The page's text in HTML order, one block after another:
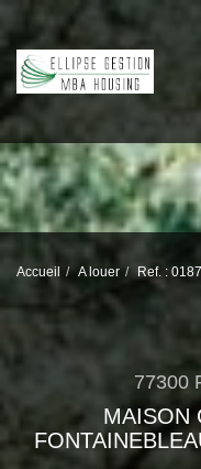
Accueil A louer Ref. :
77300
MAISON